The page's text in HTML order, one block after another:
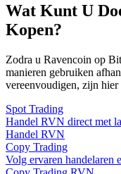
Wat Kunt U
Kopen?
Zodra u Ravencoin op
manieren gebruiken
vereenvoudigen, zijn
Spot Trading
Handel RVN direct met
Handel RVN
Copy Trading
Volg ervaren handelaren